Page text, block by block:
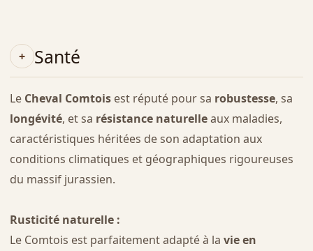
Santé
Le Cheval Comtoisest réputé pour sa robustesse, sa
longévité, et sa résistance naturelleaux maladies,
caractéristiques héritées de son adaptation aux
conditions climatiques et géographiques rigoureuses
du massif jurassien.
Rusticité naturelle :
Le Comtois est parfaitement adapté à la vie en